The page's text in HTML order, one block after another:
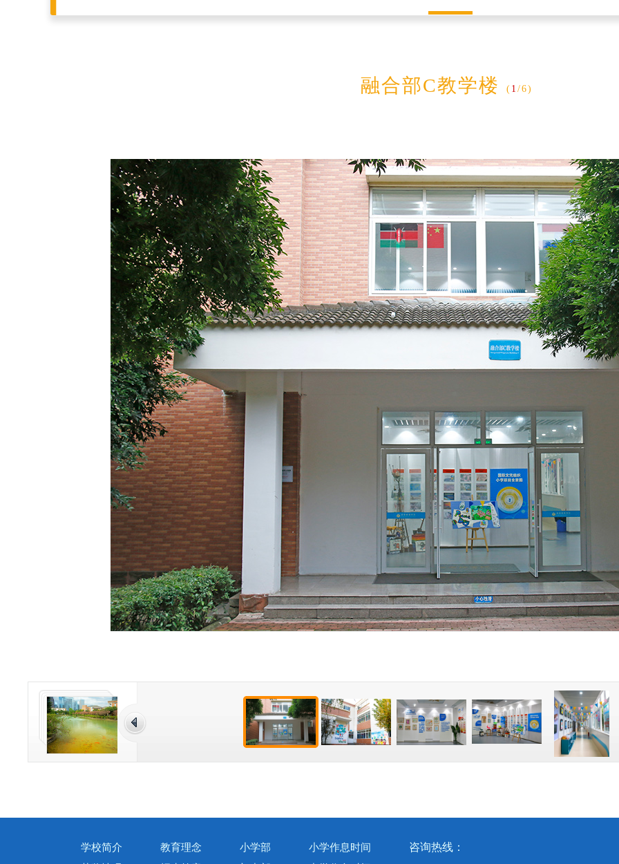
融合部C教学楼 ( 1/6)
学校简介
教育理念
小学部
小学作息时间
咨询热线：